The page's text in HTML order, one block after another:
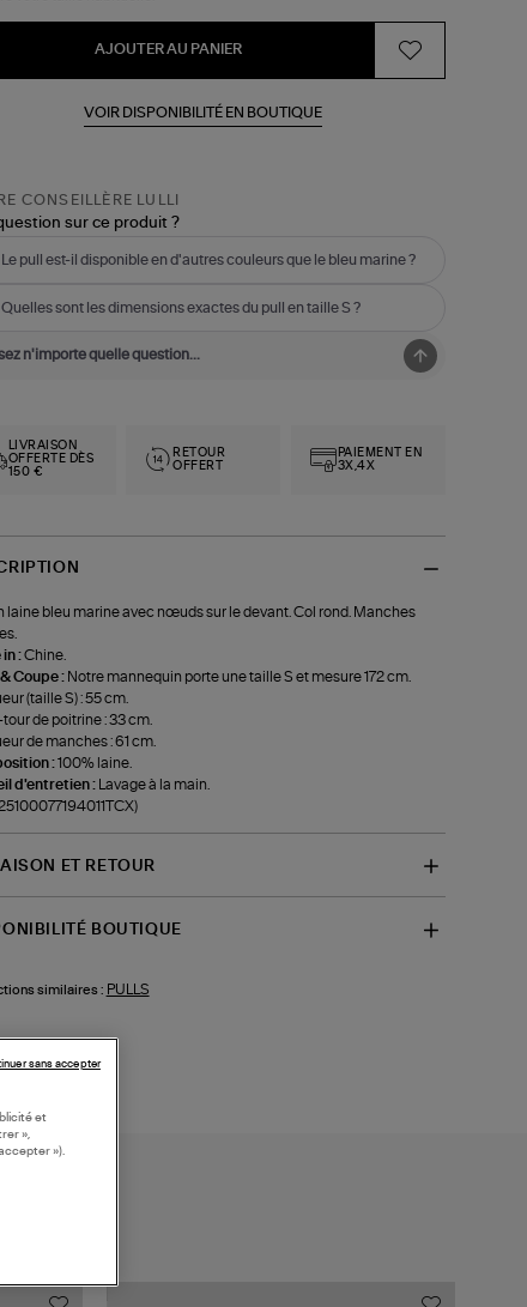
AJOUTER AU PANIER
VOIR DISPONIBILITÉ EN BOUTIQUE
CONSEILLÈRE LULLI
sur ce produit ?
Le pull est-il disponible en d'autres couleurs que le bleu marine ?
Quelles sont les dimensions exactes du pull en taille S ?
LIVRAISON
OFFERTE DÈS
150 €
RETOUR
OFFERT
PAIEMENT EN
3X,4X
laine bleu marine avec nœuds sur le devant. Col rond. Manches
in :Chine.
Coupe : Notre mannequin porte une taille S et mesure 172 cm.
(taille S) : 55 cm.
de poitrine : 33 cm.
de manches : 61 cm.
:100% laine.
d'entretien :
Lavage à la main.
ET RETOUR
BOUTIQUE
similaires : PULLS
et
»,
»).
sans accepter